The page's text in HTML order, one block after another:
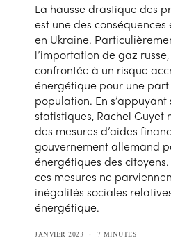
La hausse drastique des
est une des
en Ukraine.
l’importation de gaz
confrontée à un risque
énergétique pour une
population. En
statistiques, Rachel Guyet
des mesures d’aides
gouvernement allemand
énergétiques des
ces mesures ne
inégalités sociales
énergétique.
JANVIER 2023 7 MINUTES